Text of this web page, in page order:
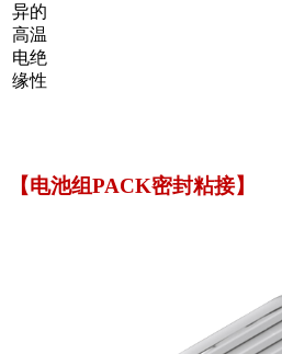
异的
高温
电绝
缘性
【电池组PACK密封粘接】